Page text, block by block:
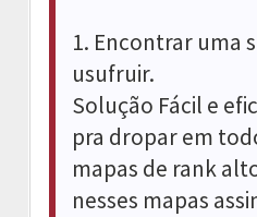
1. Encontrar uma
usufruir.
Solução Fácil e
pra dropar em
mapas de rank
nesses mapas